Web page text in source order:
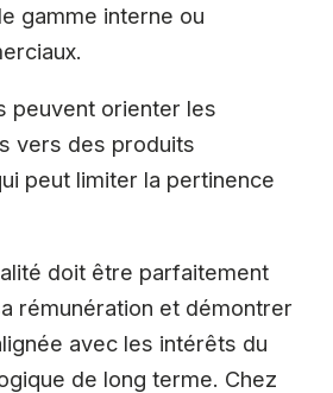
gamme interne ou
peuvent orienter les
vers des produits
peut limiter la pertinence
doit être parfaitement
rémunération et démontrer
avec les intérêts du
de long terme. Chez